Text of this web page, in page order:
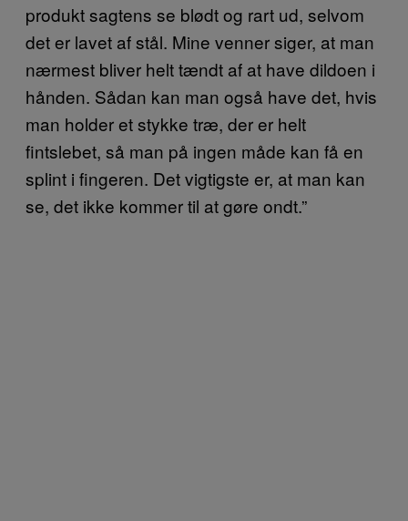
produkt sagtens se blødt og rart ud, selvom
det er lavet af stål. Mine venner siger, at man
nærmest bliver helt tændt af at have dildoen i
hånden. Sådan kan man også have det, hvis
man holder et stykke træ, der er helt
fintslebet, så man på ingen måde kan få en
splint i fingeren. Det vigtigste er, at man kan
se, det ikke kommer til at gøre ondt.”